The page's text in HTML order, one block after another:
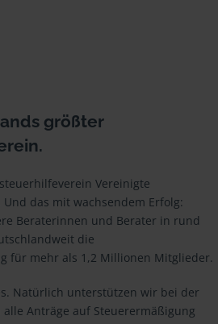
größter
Vereinigte
Und das mit wachsendem Erfolg:
Beraterinnen und Berater in rund
die
für mehr als 1,2 Millionen Mitglieder.
Natürlich unterstützen wir bei der
Anträge auf Steuerermäßigung